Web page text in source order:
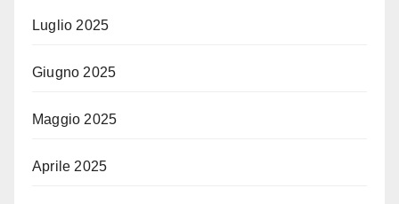
Luglio 2025
Giugno 2025
Maggio 2025
Aprile 2025